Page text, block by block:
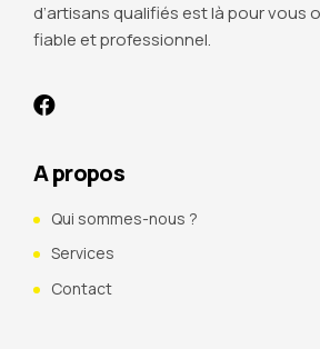
d’artisans qualifiés est là pour vous
fiable et professionnel.
A propos
Qui sommes-nous ?
Services
Contact